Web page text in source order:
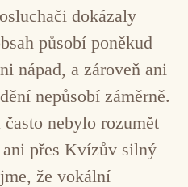
dokázaly
působí poněkud
nápad, a zároveň ani
nepůsobí záměrně.
nebylo rozumět
přes Kvízův silný
že vokální